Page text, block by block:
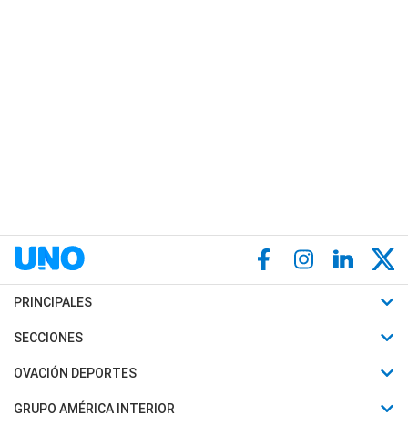
PRINCIPALES
Últimas Noticias
Política
SECCIONES
Horóscopo
Motores
OVACIÓN DEPORTES
Fútbol
GRUPO AMÉRICA INTERIOR